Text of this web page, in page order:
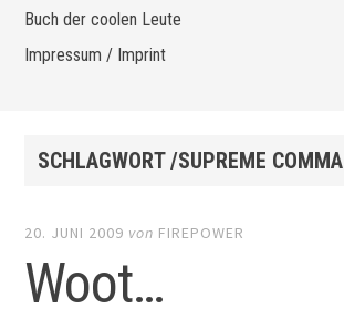
Buch der coolen Leute
Impressum / Imprint
SCHLAGWORT /SUPREME
20. JUNI 2009 von FIREPOWER
Woot…